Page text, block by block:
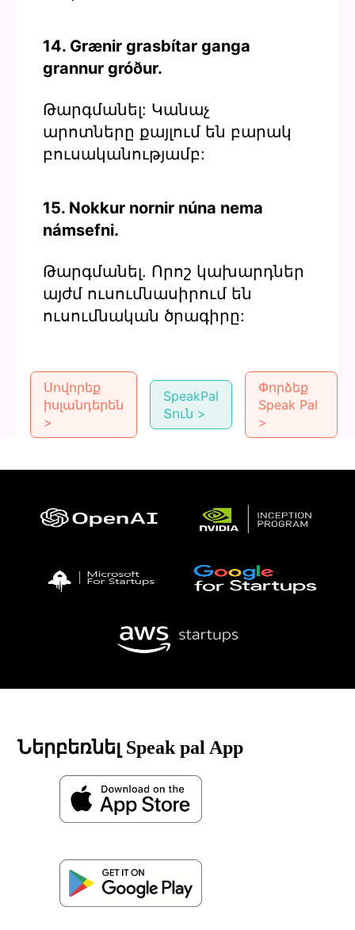
14. Grænir grasbítar ganga
grannur gróður.
Թարգմանել: Կանաչ
արոտները քայլում են բարակ
բուսականությամբ:
15. Nokkur nornir núna nema
námsefni.
Թարգմանել. Որոշ կախարդներ
այժմ ուսումնասիրում են
ուսումնական ծրագիրը:
Սովորեք
իսլանդերեն
>
SpeakPal
Տուն >
Փորձեք
Speak Pal
>
Ներբեռնել Speak pal App